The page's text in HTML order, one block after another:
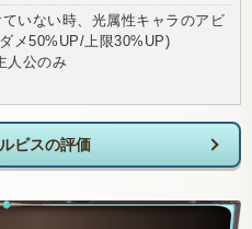
いない時、光属性キャラのアビ
メ50%UP/上限30%UP)
人公のみ
ビスの評価